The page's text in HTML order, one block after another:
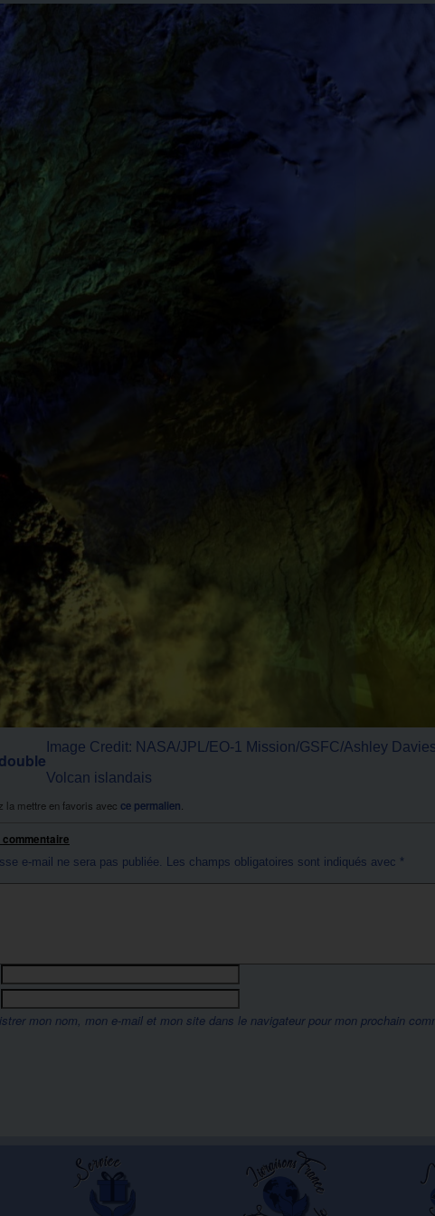
Image Credit: NASA/JPL/EO-1 Mission/GSFC/Ashley
Volcan islandais
la mettre en favoris avec ce permalien
e-mail ne sera pas publiée. Les champs obligatoires sont indiqués avec *
mon nom, mon e-mail et mon site dans le navigateur pour mon prochain